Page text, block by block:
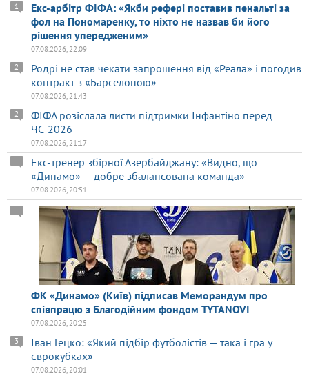
Екс-арбітр ФІФА: «Якби рефері поставив пенальті за
фол на Пономаренку, то ніхто не назвав би його
рішення упередженим»
1
07.08.2026, 22:09
Родрі не став чекати запрошення від «Реала» і погодив
контракт з «Барселоною»
2
07.08.2026, 21:43
ФІФА розіслала листи підтримки Інфантіно перед
ЧС-2026
2
07.08.2026, 21:17
Екс-тренер збірної Азербайджану: «Видно, що
«Динамо» — добре збалансована команда»
07.08.2026, 20:51
ФК «Динамо» (Київ) підписав Меморандум про
співпрацю з Благодійним фондом TYTANOVI
07.08.2026, 20:25
Іван Гецко: «Який підбір футболістів — така і гра у
єврокубках»
3
07.08.2026, 20:01